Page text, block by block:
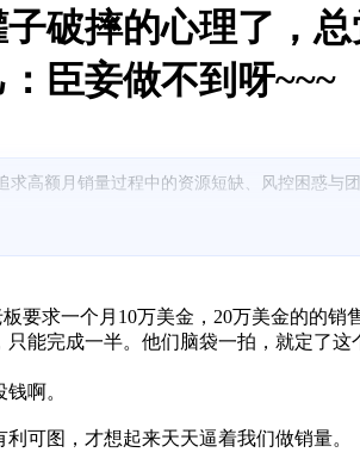
破摔的心理了，
臣妾做不到呀~~~
高额月销量过程中的资源短缺、风控困惑与团
要求一个月10万美金，20万美金的的销
能完成一半。他们脑袋一拍，就定了这
啊。
可图，才想起来天天逼着我们做销量。